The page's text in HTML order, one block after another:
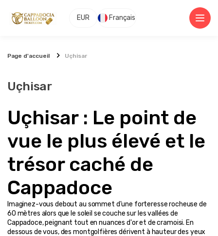
EUR Français
Page d'accueil Uçhisar
Uçhisar
Uçhisar : Le point de
vue le plus élevé et le
trésor caché de
Cappadoce
Imaginez-vous debout au sommet d'une forteresse rocheuse de
60 mètres alors que le soleil se couche sur les vallées de
Cappadoce, peignant tout en nuances d'or et de cramoisi. En
dessous de vous, des montgolfières dérivent à hauteur des yeux